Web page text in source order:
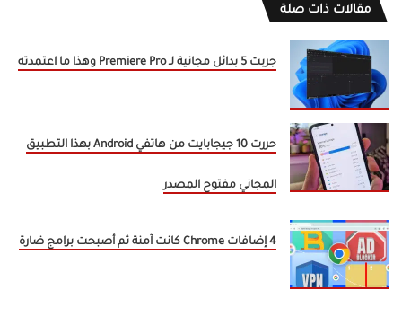
مقالات ذات صلة
جربت 5 بدائل مجانية لـ Premiere Pro وهذا ما اعتمدته
حررت 10 جيجابايت من هاتفي Android بهذا التطبيق
المجاني مفتوح المصدر
4 إضافات Chrome كانت آمنة ثم أصبحت برامج ضارة